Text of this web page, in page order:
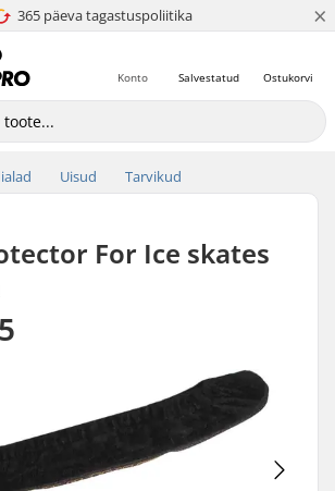
365 päeva tagastuspoliitika
4.8 paljaks 5 ×
Ostukorvi
Salvestatud
Konto
Uisud Tarvikud
For Ice skates